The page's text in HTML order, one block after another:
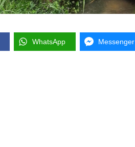
WhatsApp Messenger